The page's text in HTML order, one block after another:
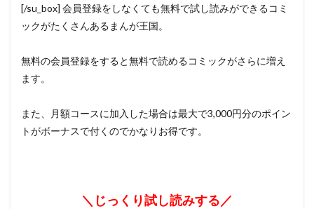
[/su_box] 会員登録をしなくても無料で試し読みができるコミ
ックがたくさんあるまんが王国。
無料の会員登録をすると無料で読めるコミックがさらに増え
ます。
また、月額コースに加入した場合は最大で3,000円分のポイン
トがボーナスで付くのでかなりお得です。
＼じっくり試し読みする／